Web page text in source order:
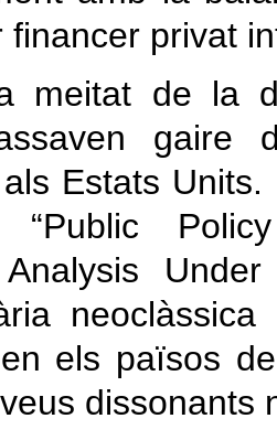
financer privat
meitat de la
gaire
Estats
“Public
els països
dissonants